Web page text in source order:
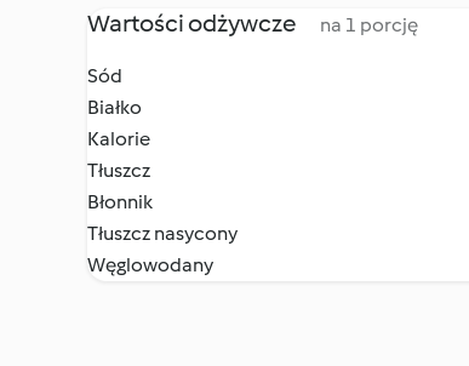
Wartości odżywcze na 1 porcję
Sód
Białko
Kalorie
Tłuszcz
Błonnik
Tłuszcz nasycony
Węglowodany